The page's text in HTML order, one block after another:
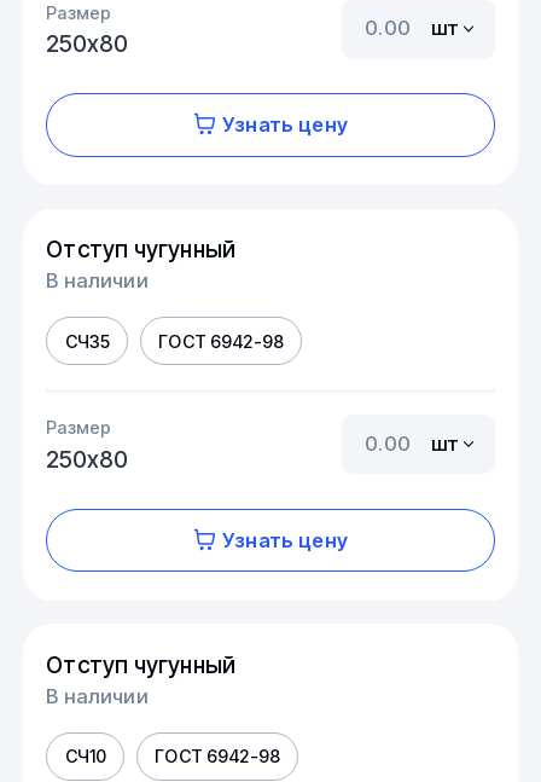
Размер
250х80
шт
Узнать цену
Отступ чугунный
В наличии
СЧ35 ГОСТ 6942-98
Размер
250х80
шт
Узнать цену
Отступ чугунный
В наличии
СЧ10 ГОСТ 6942-98